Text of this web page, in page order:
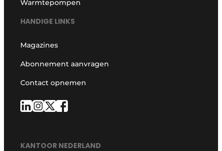
Warmtepompen
HANDIGE LINKS
Magazines
Abonnement aanvragen
Contact opnemen
KANTOOR NEDERLAND